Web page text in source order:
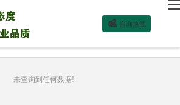
 咨询热线
未查询到任何数据!